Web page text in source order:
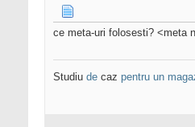
ce meta-uri folosesti? <meta
Studiu de caz pentru un